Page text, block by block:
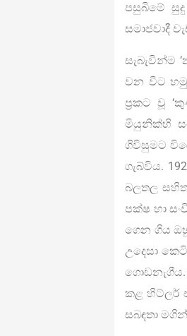
පසුබිමේ
සමාජවාදී
සැබැවින්ම
වන විට
ප්‍රකට වූ
මියුනික්හි
ගිවිසුමට
ගැබ්විය.
බලතල
පක්ෂ හා
ගෙන ගිය
උදෙසා
කළ හිට්ලර්
සබඳතා